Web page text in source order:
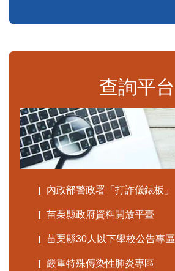
查詢平台
內政部警政署「打詐儀錶板」
苗栗縣政府資料開放平臺
苗栗縣30人以下學校公告專區
嚴重特殊傳染性肺炎專區